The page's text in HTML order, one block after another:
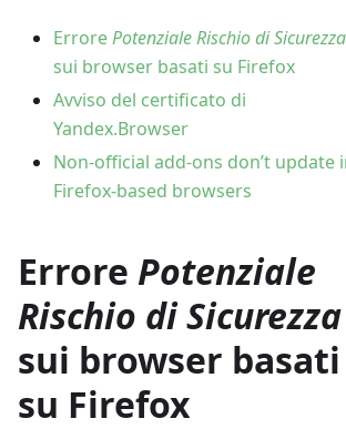
ErrorePotenziale Rischio di Sicurezza
sui browser basati su Firefox
Avviso del certificato di
Yandex.Browser
Non-official add-ons don’t update
Firefox-based browsers
Errore Potenziale
Rischio di Sicurezza
sui browser basati
su Firefox